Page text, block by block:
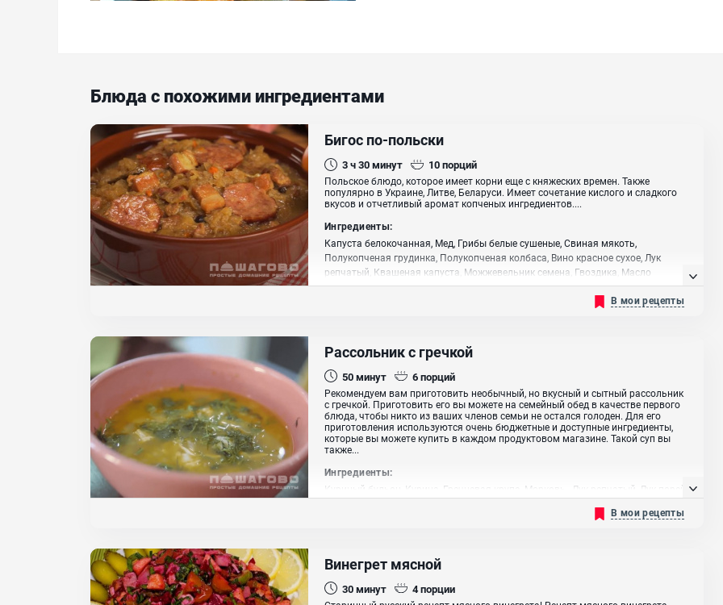
Блюда с похожими ингредиентами
Бигос по-польски
3 ч 30минут 10порций
Польское блюдо, которое имеет корни еще с княжеских времен. Также
популярно в Украине, Литве, Беларуси. Имеет сочетание кислого и сладкого
вкусов и отчетливый аромат копченых ингредиентов....
Ингредиенты:
Капуста белокочанная, Мед, Грибы белые сушеные, Свиная мякоть,
Полукопченая грудинка, Полукопченая колбаса, Вино красное сухое, Лук
репчатый, Квашеная капуста, Можжевельник семена, Гвоздика, Масло
растительное
В мои рецепты
Рассольник с гречкой
50минут 6порций
Рекомендуем вам приготовить необычный, но вкусный и сытный рассольник
с гречкой. Приготовить его вы можете на семейный обед в качестве первого
блюда, чтобы никто из ваших членов семьи не остался голоден. Для его
приготовления используются очень бюджетные и доступные ингредиенты,
которые вы можете купить в каждом продуктовом магазине. Такой суп вы
также...
Ингредиенты:
Куриный бульон, Курица, Гречневая крупа, Морковь , Лук репчатый, Лук порей,
В мои рецепты
Винегрет мясной
30минут 4порции